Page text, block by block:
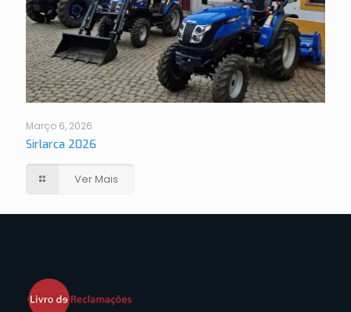
Março 6, 2026
Sirlarca 2026
Ver Mais